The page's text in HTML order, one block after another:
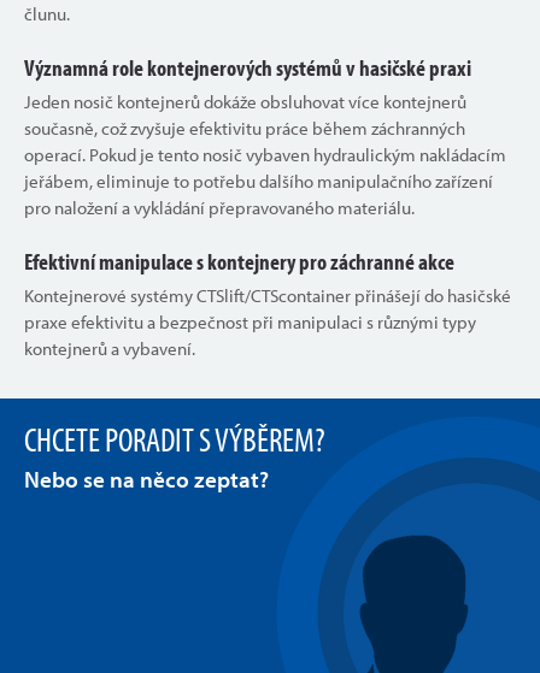
člunu.
Významná role kontejnerových systémů v hasičské praxi
Jeden nosič kontejnerů dokáže obsluhovat více kontejnerů
současně, což zvyšuje efektivitu práce během záchranných
operací. Pokud je tento nosič vybaven hydraulickým nakládacím
jeřábem, eliminuje to potřebu dalšího manipulačního zařízení
pro naložení a vykládání přepravovaného materiálu.
Efektivní manipulace s kontejnery pro záchranné akce
Kontejnerové systémy CTSlift/CTScontainer přinášejí do hasičské
praxe efektivitu a bezpečnost při manipulaci s různými typy
kontejnerů a vybavení.
CHCETE PORADIT S VÝBĚREM?
Nebo se na něco zeptat?